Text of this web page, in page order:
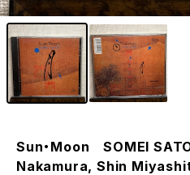
Sun・Moon SOMEI
Nakamura, Shin Miyashita